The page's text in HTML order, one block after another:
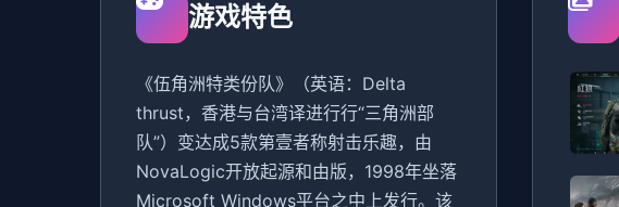
游戏特色
《伍角洲特类份队》（英语：Delta
thrust，香港与台湾译进行行“三角洲部
队”）变达成5款第壹者称射击乐趣，由
NovaLogic开放起源和由版，1998年坐落
Microsoft Windows平台之中上发行。该